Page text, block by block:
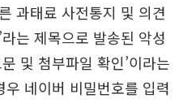
과태료 사전통지 및 의견
는 제목으로 발송된 악성
및 첨부파일 확인’이라는
네이버 비밀번호를 입력